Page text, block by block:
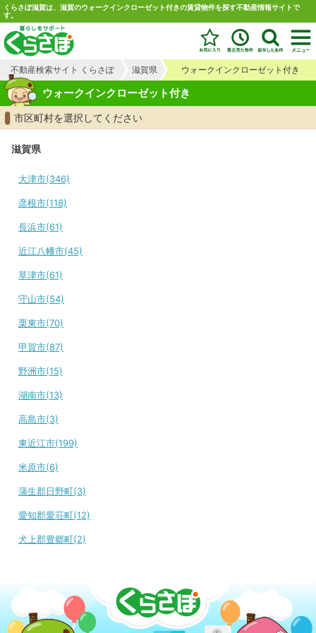
くらさぽ滋賀は、滋賀のウォークインクローゼット付きの賃貸物件を探す不動産情報サイトで
す。
不動産検索サイト くらさぽ 滋賀県 ウォークインクローゼット付き
ウォークインクローゼット付き
市区町村を選択してください
滋賀県
大津市(346)
彦根市(118)
長浜市(61)
近江八幡市(45)
草津市(61)
守山市(54)
栗東市(70)
甲賀市(87)
野洲市(15)
湖南市(13)
高島市(3)
東近江市(199)
米原市(6)
蒲生郡日野町(3)
愛知郡愛荘町(12)
犬上郡豊郷町(2)